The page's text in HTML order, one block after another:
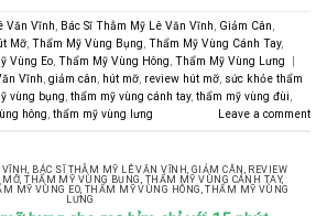
Văn Vĩnh, Bác Sĩ Thẫm Mỹ Lê Văn Vĩnh, Giảm Cân,
Mỡ, Thẩm Mỹ Vùng Bụng, Thẩm Mỹ Vùng Cánh Tay,
Vùng Eo, Thẩm Mỹ Vùng Hông, Thẩm Mỹ Vùng Lưng
|
Vĩnh, giảm cân, hút mỡ, review hút mỡ, sức khỏe thẩm
vùng bụng, thẩm mỹ vùng cánh tay, thẩm mỹ vùng đùi,
hông, thẩm mỹ vùng lưng Leave a comment
BÁC SĨ THẪM MỸ LÊ VĂN VĨNH GIẢM CÂN
REVIEW
MỠ,THẨM MỸ VÙNG BỤNG THẨM MỸ VÙNG CÁNH TAY,
MỸ VÙNG EO THẨM MỸ VÙNG HÔNG ,THẨM MỸ VÙNG
LƯNG